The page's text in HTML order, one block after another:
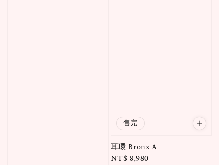
售完
耳環 Bronx A
Regular
NT$ 8,980